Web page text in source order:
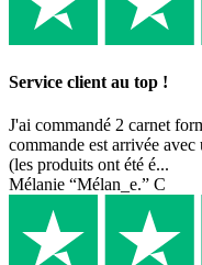
Service client au top !
J'ai commandé 2 carnet
commande est arrivée
(les produits ont été é...
Mélanie “Mélan_e.” C